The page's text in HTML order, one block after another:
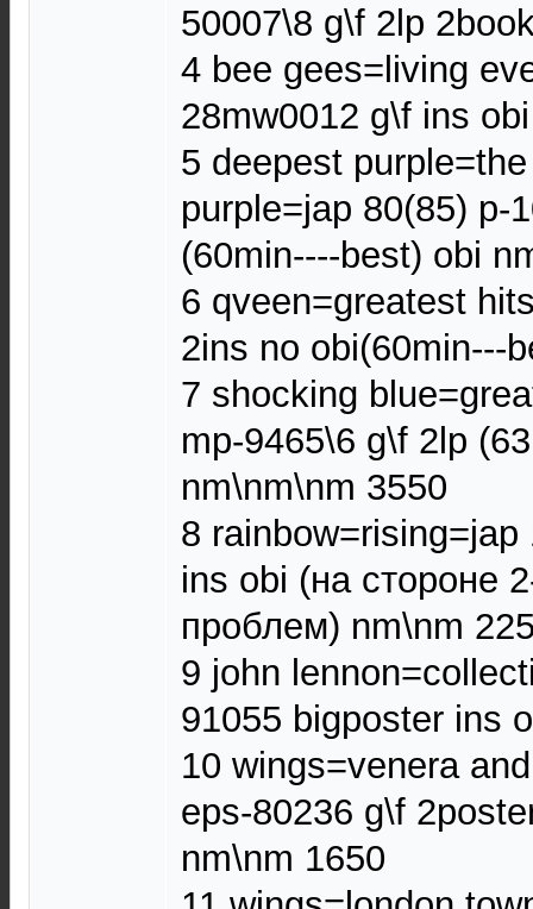
50007\8 g\f 2lp
4 bee gees=living
28mw0012 g\f ins
5 deepest
purple=jap 80(85) p-
(60min----best) obi
6 qveen=greatest
2ins no obi(60min---
7 shocking
mp-9465\6 g\f 2lp
nm\nm\nm 3550
8
ins obi (на стороне
проблем) nm\nm
9 john
91055 bigposter ins
10 wings=venera
eps-80236 g\f
nm\nm 1650